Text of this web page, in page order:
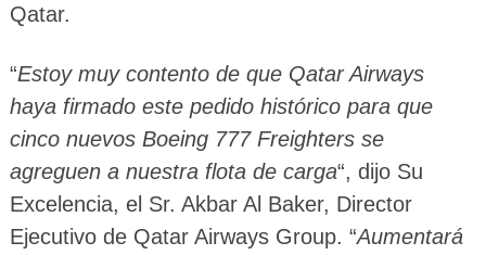
Qatar.
“Estoy muy contento de que Qatar Airways
haya firmado este pedido histórico para que
cinco nuevos Boeing 777 Freighters se
agreguen a nuestra flota de carga“, dijo Su
Excelencia, el Sr. Akbar Al Baker, Director
Ejecutivo de Qatar Airways Group. “Aumentará